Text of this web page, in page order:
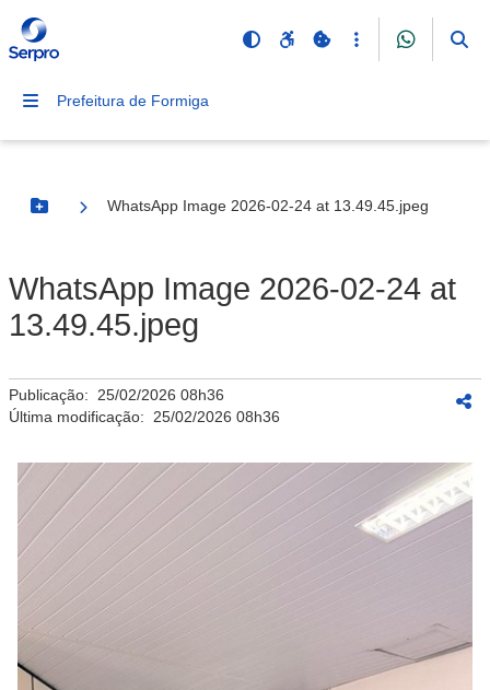
Prefeitura de Formiga
Botão Menu
WhatsApp Image 2026-02-24 at 13.49.45.jpeg
WhatsApp Image 2026-02-24 at
13.49.45.jpeg
Publicação: 25/02/2026 08h36
Última modificação: 25/02/2026 08h36